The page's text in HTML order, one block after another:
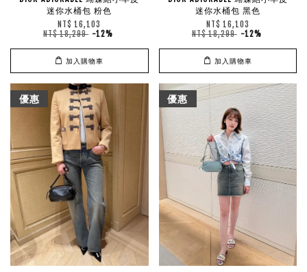
迷你水桶包 粉色
NT$ 16,103
NT$ 18,299 -12%
加入購物車
迷你水桶包 黑色
NT$ 16,103
NT$ 18,299 -12%
加入購物車
優惠 優惠